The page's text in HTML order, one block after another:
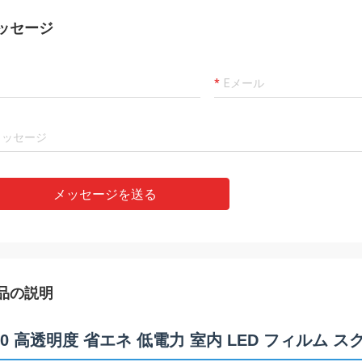
セージ
メッセージを送る
の説明
高透明度 省エネ 低電力 室内 LED フィルム ス